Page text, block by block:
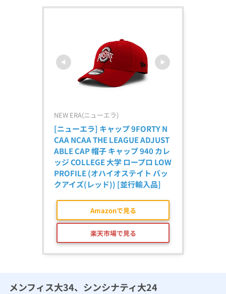
NEW ERA(ニューエラ)
[ニューエラ] キャップ 9FORTY N
CAA NCAA THE LEAGUE ADJUST
ABLE CAP 帽子 キャップ 940 カレ
ッジ COLLEGE 大学 ロープロ LOW
PROFILE (オハイオステイト バッ
クアイズ(レッド)) [並行輸入品]
Amazonで見る
楽天市場で見る
メンフィス大34、シンシナティ大24